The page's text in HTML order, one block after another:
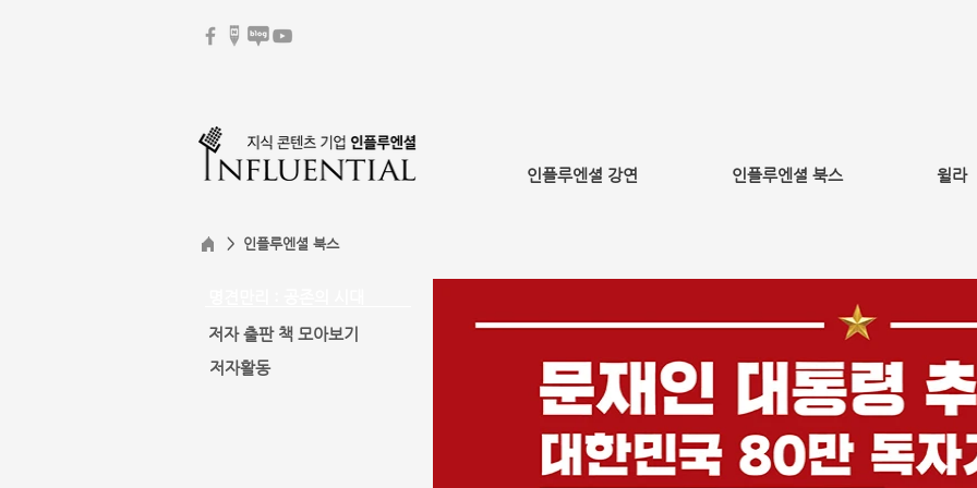
인플루엔셜 강연 인플루엔셜 북스 윌라
> 인플루엔셜 북스
저자 출판 책 모아보기
저자활동